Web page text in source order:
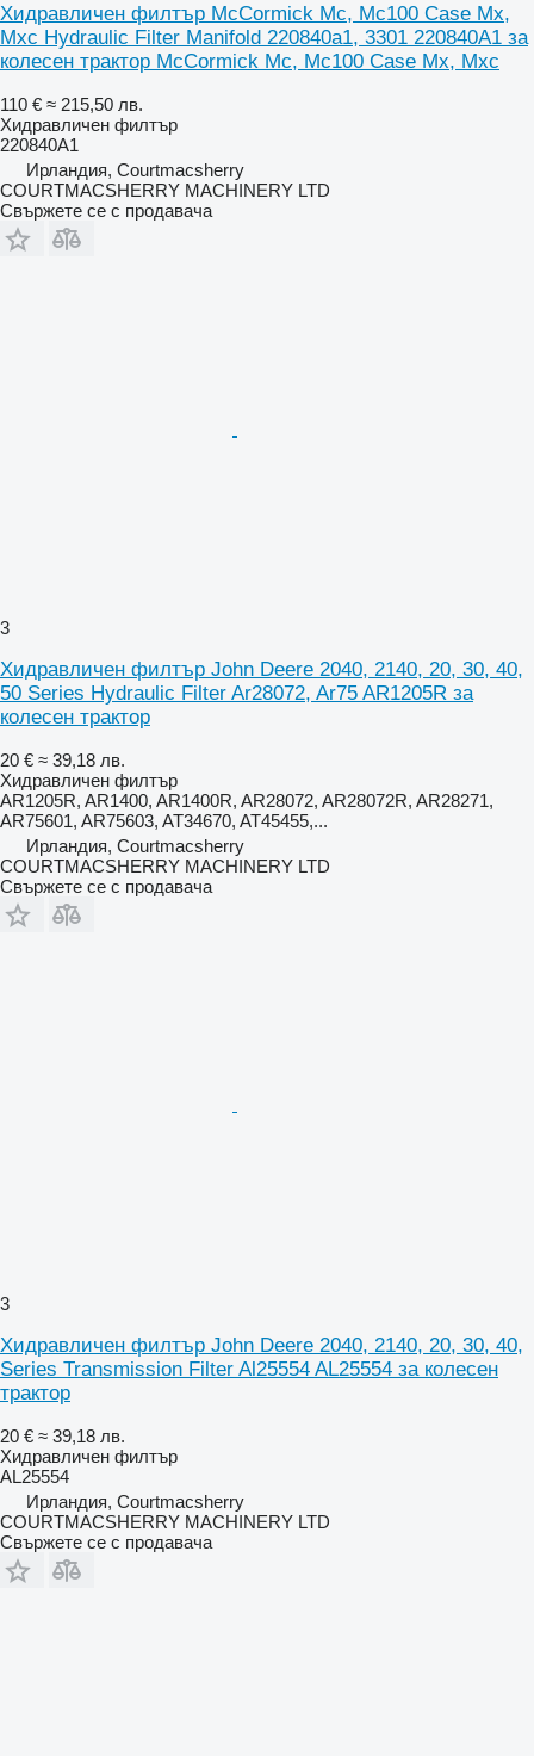
Хидравличен филтър McCormick Mc, Mc100 Case Mx,
Mxc Hydraulic Filter Manifold 220840a1, 3301 220840A1 за
колесен трактор McCormick Mc, Mc100 Case Mx, Mxc
110 € ≈ 215,50 лв.
Хидравличен филтър
220840A1
Ирландия, Courtmacsherry
COURTMACSHERRY MACHINERY LTD
Свържете се с продавача
3
Хидравличен филтър John Deere 2040, 2140, 20, 30, 40,
50 Series Hydraulic Filter Ar28072, Ar75 AR1205R за
колесен трактор
20 € ≈ 39,18 лв.
Хидравличен филтър
AR1205R, AR1400, AR1400R, AR28072, AR28072R, AR28271,
AR75601, AR75603, AT34670, AT45455,...
Ирландия, Courtmacsherry
COURTMACSHERRY MACHINERY LTD
Свържете се с продавача
3
Хидравличен филтър John Deere 2040, 2140, 20, 30, 40,
Series Transmission Filter Al25554 AL25554 за колесен
трактор
20 € ≈ 39,18 лв.
Хидравличен филтър
AL25554
Ирландия, Courtmacsherry
COURTMACSHERRY MACHINERY LTD
Свържете се с продавача